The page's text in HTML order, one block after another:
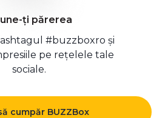
ți părerea
#buzzboxro și
pe rețelele tale
sociale.
cumpăr BUZZBox